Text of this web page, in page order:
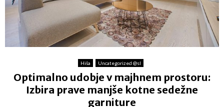
Hiša Uncategorized @sl
Optimalno udobje v majhnem prostoru:
Izbira prave manjše kotne sedežne
garniture